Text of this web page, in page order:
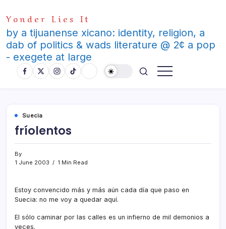
to
content
Yonder Lies It
by a tijuanense xicano: identity, religion, a
dab of politics & wads literature @ 2¢ a pop
- exegete at large
Suecia
frí­olentos
By
1 June 2003
1 Min Read
Estoy convencido más y más aún cada dí­a que paso en
Suecia: no me voy a quedar aquí­.
El sólo caminar por las calles es un infierno de mil demonios a
veces.